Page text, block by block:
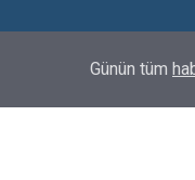
İhraç Talebiyle
Günün tüm